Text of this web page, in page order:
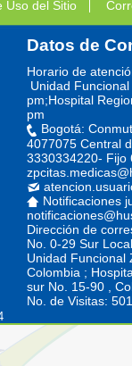
Uso del Sitio
Datos de
Horario de
Unidad
pm;Hospital
pm
Bogotá:
4077075 Central
3330334220-
Notificaciones
Dirección de
No. 0-29 Sur
Unidad Funcional
Colombia ;
sur No. 15-90 ,
No. de Visitas: